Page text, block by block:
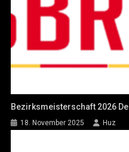
Bezirksmeisterschaft 2026
18. November 2025 Huz